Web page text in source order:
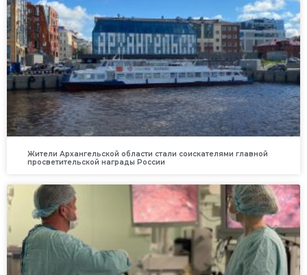
Жители Архангельской области стали соискателями главной
просветительской награды России